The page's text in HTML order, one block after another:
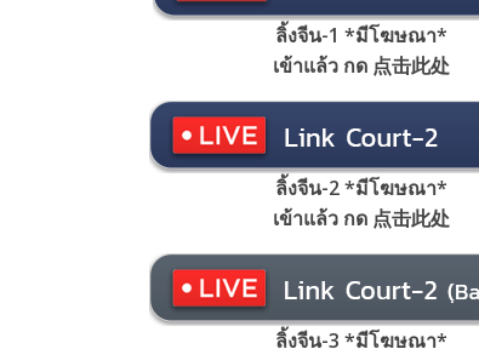
ลิ้งจีน-1 *มีโฆษณา*
เข้าแล้ว กด 点击此处
ลิ้งจีน-2 *มีโฆษณา*
เข้าแล้ว กด 点击此处
ลิ้งจีน-3 *มีโฆษณา*